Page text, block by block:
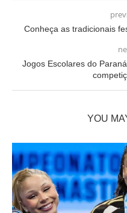
Conheça as tradicionais
Jogos Escolares do
YOU